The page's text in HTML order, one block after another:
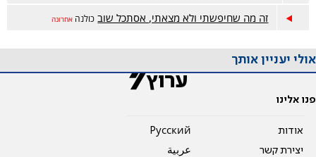
זה מה שחיפשתי ולא מצאתי, אסתכל שוב כולנה אחרונה
אולי יעניין אותך
פנו אלינו
אודות
יצירת קשר
Pусский
عربية